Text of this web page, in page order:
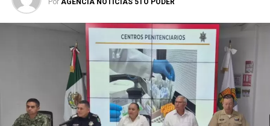
La coordinación tecnológica del C5 y el despliegue
operativo en campo permitieron la recuperación de105
relacionados con reportes de robo o probables
hechos delictivos. Además, se realizaron
24 mil 622
revisiones preventivasa personas y unidades
vehiculares, reforzando la vigilancia en zonas estratégicas
Por AGENCIA NOTICIAS 5TO PODER